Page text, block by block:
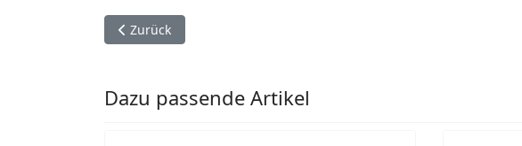
Vorheriger Beitrag: „Air_Sun+Climate“ - digi-space Projekt
Zurück
Dazu passende Artikel